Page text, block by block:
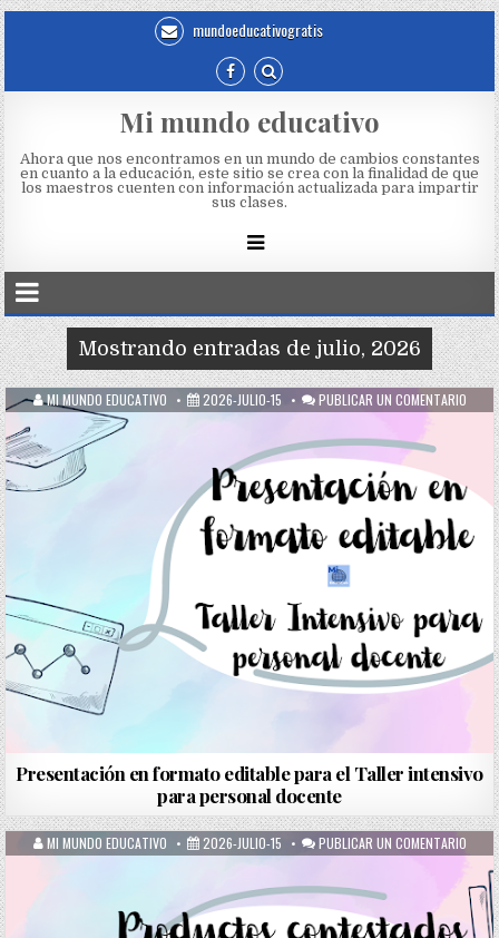
mundoeducativogratis
Mi mundo educativo
Ahora que nos encontramos en un mundo de cambios constantes
en cuanto a la educación, este sitio se crea con la finalidad de que
los maestros cuenten con información actualizada para impartir
sus clases.
Mostrando entradas de julio, 2026
MI MUNDO EDUCATIVO 2026-JULIO-15 PUBLICAR UN COMENTARIO
Presentación en formato editable para el Taller intensivo
para personal docente
MI MUNDO EDUCATIVO 2026-JULIO-15 PUBLICAR UN COMENTARIO